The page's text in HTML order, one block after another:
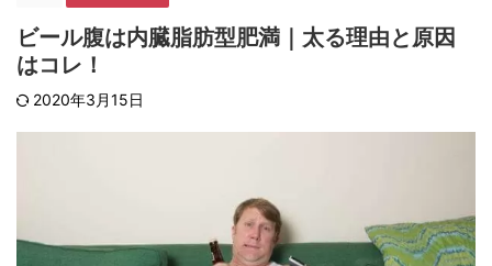
ビール腹は内臓脂肪型肥満｜太る理由と原因
はコレ！
2020年3月15日